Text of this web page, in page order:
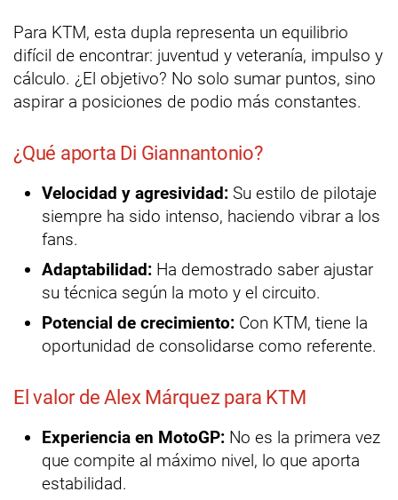
Para KTM, esta dupla representa un equilibrio
difícil de encontrar: juventud y veteranía, impulso y
cálculo. ¿El objetivo? No solo sumar puntos, sino
aspirar a posiciones de podio más constantes.
¿Qué aporta Di Giannantonio?
Velocidad y agresividad: Su estilo de pilotaje
siempre ha sido intenso, haciendo vibrar a los
fans.
Adaptabilidad: Ha demostrado saber ajustar
su técnica según la moto y el circuito.
Potencial de crecimiento: Con KTM, tiene la
oportunidad de consolidarse como referente.
El valor de Alex Márquez para KTM
Experiencia en MotoGP: No es la primera vez
que compite al máximo nivel, lo que aporta
estabilidad.